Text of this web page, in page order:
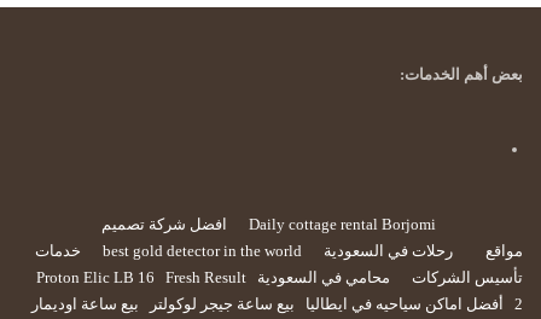
بعض أهم الخدمات:
Daily cottage rental Borjomi
افضل شركة تصميم
مواقع
رحلات في السعودية best gold detector in the world
خدمات
تأسيس الشركات
محامي في السعودية Proton Elic LB 16
Fresh Result
2
أفضل اماكن سياحيه في ايطاليا بيع ساعة جيجر لوكولتر
بيع ساعة اوديمار